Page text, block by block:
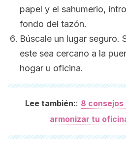
papel y el sahumerio,
fondo del tazón.
Búscale un lugar seguro.
este sea cercano a la
hogar u oficina.
Lee también:: 8 consejos
armonizar tu